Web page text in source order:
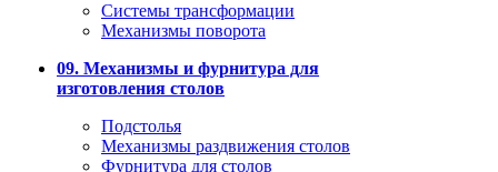
Системы трансформации
Механизмы поворота
09. Механизмы и фурнитура для
изготовления столов
Подстолья
Механизмы раздвижения столов
Фурнитура для столов